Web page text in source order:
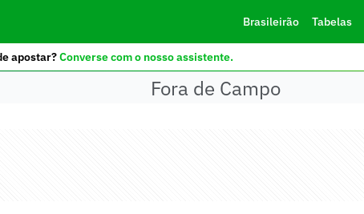
Brasileirão Tabelas
apostar?Converse com o nosso assistente.
Fora de Campo